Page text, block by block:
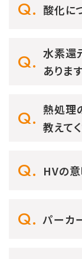
酸化に
水素還
ありま
熱処理
教えて
HVの意
パーカ